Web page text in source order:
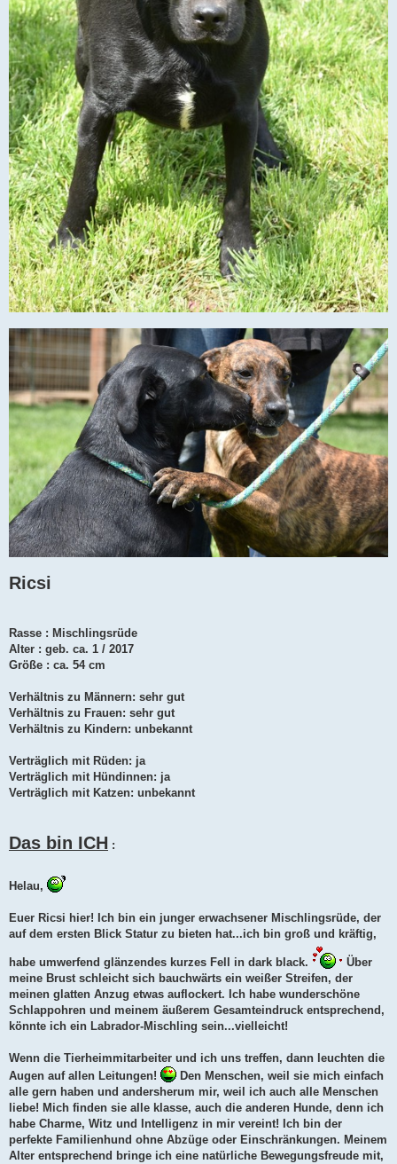
Ricsi
Rasse : Mischlingsrüde
Alter : geb. ca. 1 / 2017
Größe : ca. 54 cm
Verhältnis zu Männern: sehr gut
Verhältnis zu Frauen: sehr gut
Verhältnis zu Kindern: unbekannt
Verträglich mit Rüden: ja
Verträglich mit Hündinnen: ja
Verträglich mit Katzen: unbekannt
Das bin ICH :
Helau,
Euer Ricsi hier! Ich bin ein junger erwachsener Mischlingsrüde, der
auf dem ersten Blick Statur zu bieten hat...ich bin groß und kräftig,
habe umwerfend glänzendes kurzes Fell in dark black.
Über
meine Brust schleicht sich bauchwärts ein weißer Streifen, der
meinen glatten Anzug etwas auflockert. Ich habe wunderschöne
Schlappohren und meinem äußerem Gesamteindruck entsprechend,
könnte ich ein Labrador-Mischling sein...vielleicht!
Wenn die Tierheimmitarbeiter und ich uns treffen, dann leuchten die
Augen auf allen Leitungen!
Den Menschen, weil sie mich einfach
alle gern haben und andersherum mir, weil ich auch alle Menschen
liebe! Mich finden sie alle klasse, auch die anderen Hunde, denn ich
habe Charme, Witz und Intelligenz in mir vereint! Ich bin der
perfekte Familienhund ohne Abzüge oder Einschränkungen. Meinem
Alter entsprechend bringe ich eine natürliche Bewegungsfreude mit,